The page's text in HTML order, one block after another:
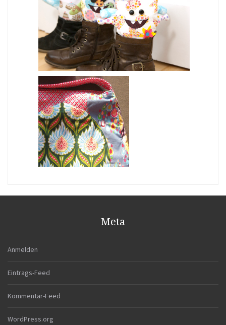
Meta
Anmelden
Eintrags-Feed
Kommentar-Feed
WordPress.org